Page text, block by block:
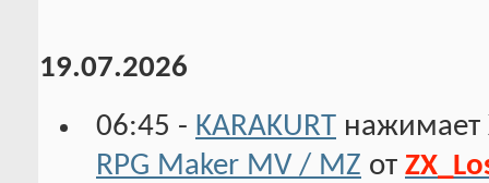
19.07.2026
06:45 - KARAKURT
RPG Maker MV / MZ от